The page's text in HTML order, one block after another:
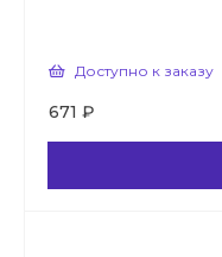
Доступно к заказу
671 ₽